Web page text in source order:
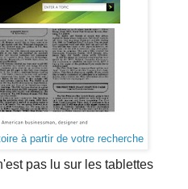
à partir de votre recherche
pas lu sur les tablettes